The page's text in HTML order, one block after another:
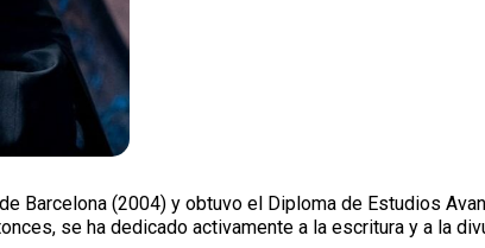
Barcelona (2004) y obtuvo el Diploma de Estudios
se ha dedicado activamente a la escritura y a la